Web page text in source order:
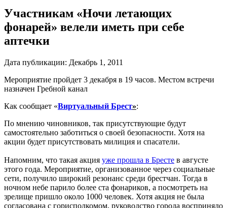
Участникам «Ночи летающих
фонарей» велели иметь при себе
аптечки
Дата публикации: Декабрь 1, 2011
Мероприятие пройдет 3 декабря в 19 часов. Местом встречи
назначен Гребной канал
Как сообщает «Виртуальный Брест»:
По мнению чиновников, так присутствующие будут
самостоятельно заботиться о своей безопасности. Хотя на
акции будет присутствовать милиция и спасатели.
Напомним, что такая акция уже прошла в Бресте в августе
этого года. Мероприятие, организованное через социальные
сети, получило широкий резонанс среди брестчан. Тогда в
ночном небе парило более ста фонариков, а посмотреть на
зрелище пришло около 1000 человек. Хотя акция не была
согласована с горисполкомом, руководство города восприняло